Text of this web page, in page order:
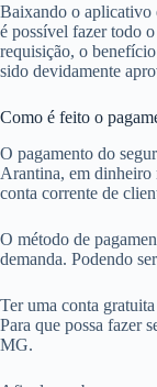
Baixando o aplicativo
é possível fazer todo
requisição, o
sido devidamente
Como é feito o
O pagamento do
Arantina, em dinheiro
conta corrente de
O método de
demanda. Podendo
Ter uma conta
Para que possa fazer
MG.